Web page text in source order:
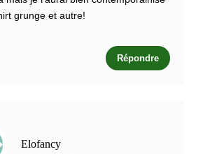
grunge et autre!
Répondre
Elofancy